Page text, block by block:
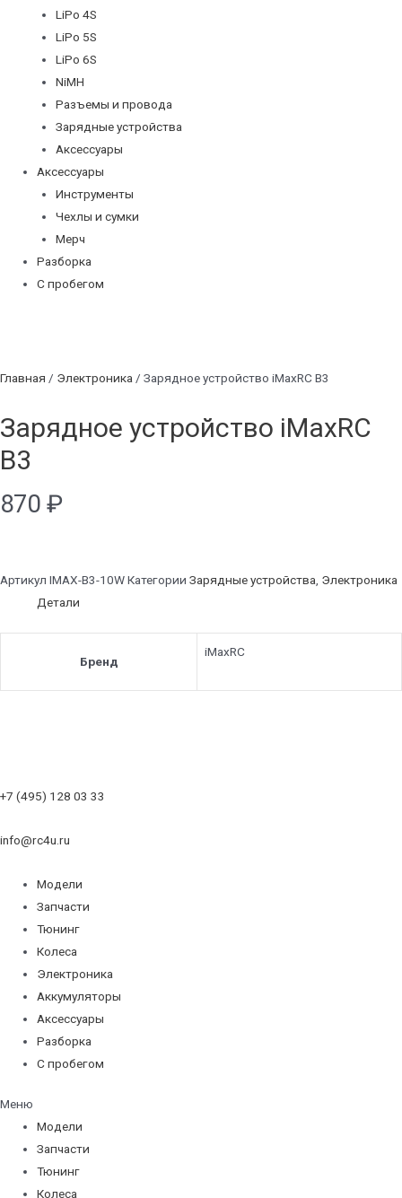
LiPo 4S
LiPo 5S
LiPo 6S
NiMH
Разъемы и провода
Зарядные устройства
Аксессуары
Аксессуары
Инструменты
Чехлы и сумки
Мерч
Разборка
С пробегом
Главная / Электроника / Зарядное устройство iMaxRC B3
Зарядное устройство iMaxRC
B3
870 ₽
Артикул IMAX-B3-10WКатегории Зарядные устройства, Электроника
Детали
Бренд
iMaxRC
+7 (495) 128 03 33
info@rc4u.ru
Модели
Запчасти
Тюнинг
Колеса
Электроника
Аккумуляторы
Аксессуары
Разборка
С пробегом
Меню
Модели
Запчасти
Тюнинг
Колеса